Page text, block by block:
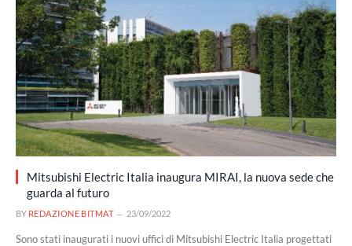
Mitsubishi Electric Italia inaugura MIRAI, la nuova sede che
guarda al futuro
BY REDAZIONE BITMAT 23/09/2022
Sono stati inaugurati i nuovi uffici di Mitsubishi Electric Italia progettati